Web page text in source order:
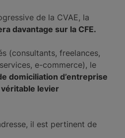
de la CVAE, la
davantage sur la CFE.
(consultants, freelances,
e-commerce), le
domiciliation d’entreprise
levier
il est pertinent de